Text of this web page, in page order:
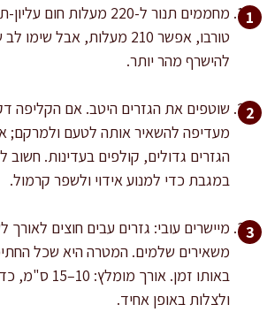
מחממים תנור ל-220 מעלות
טורבו, אפשר 210 מעלות, אבל
להישרף מהר יותר.
שוטפים את הגזרים היטב. אם הקליפה
מעדיפה להשאיר אותה לטעם ולמרקם;
הגזרים גדולים, קולפים בעדינות. חשוב
במגבת כדי למנוע אידוי ולשפר קרמול.
מיישרים עובי: גזרים עבים חוצים לאורך
משאירים שלמים. המטרה היא שכל
באותו זמן. אורך
ולצלות באופן אחיד.